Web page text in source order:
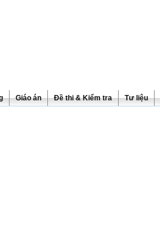
Giáo án Đề thi & Kiểm tra Tư liệu